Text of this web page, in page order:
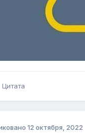
Цитата
12 октября, 2022